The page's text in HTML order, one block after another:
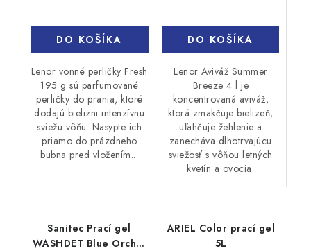
DO KOŠÍKA
Lenor vonné perličky Fresh
195 g sú parfumované
perličky do prania, ktoré
dodajú bielizni intenzívnu
sviežu vôňu. Nasypte ich
priamo do prázdneho
bubna pred vložením...
DO KOŠÍKA
Lenor Aviváž Summer
Breeze 4 l je
koncentrovaná aviváž,
ktorá zmäkčuje bielizeň,
uľahčuje žehlenie a
zanecháva dlhotrvajúcu
sviežosť s vôňou letných
kvetín a ovocia.
Sanitec Prací gel
WASHDET Blue Orchid
ARIEL Color prací gel
5L